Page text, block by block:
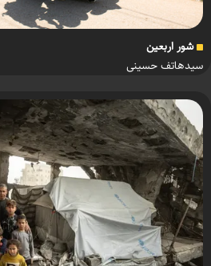
شور اربعین
سیدهاتف حسینی